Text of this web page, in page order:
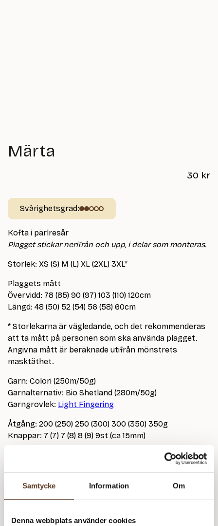
Samtycke Information Om
Denna webbplats använder cookies
Märta
30 kr
Svårighetsgrad:
Kofta i pärlresår
Plagget stickar nerifrån och upp, i delar som monteras.
Storlek: XS (S) M (L) XL (2XL) 3XL*
Plaggets mått
Övervidd: 78 (85) 90 (97) 103 (110) 120cm
Längd: 48 (50) 52 (54) 56 (58) 60cm
* Storlekarna är vägledande, och det rekommenderas
att ta mått på personen som ska använda plagget.
Angivna mått är beräknade utifrån mönstrets
masktäthet.
Garn: Colori (250m/50g)
Garnalternativ: Bio Shetland (280m/50g)
Garngrovlek: Light Fingering
Åtgång: 200 (250) 250 (300) 300 (350) 350g
Knappar: 7 (7) 7 (8) 8 (9) 9st (ca 15mm)
eller den storlek som krävs för rätt masktäthet.
Masktäthet: 26 m = 10 cm